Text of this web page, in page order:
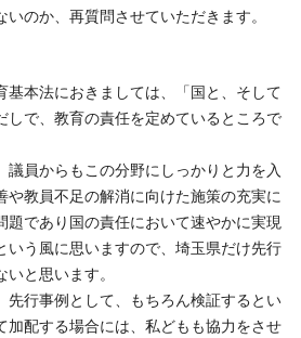
いのか、再質問させていただきます。
基本法におきましては、「国と、そして
しで、教育の責任を定めているところで
議員からもこの分野にしっかりと力を入
や教員不足の解消に向けた施策の充実に
題であり国の責任において速やかに実現
いう風に思いますので、埼玉県だけ先行
と思います。
先行事例として、もちろん検証するとい
加配する場合には、私どもも協力をさせ